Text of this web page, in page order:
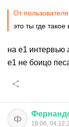
От пользователя
это ты где
на е1
е1 не боицо
Ф 18:06,